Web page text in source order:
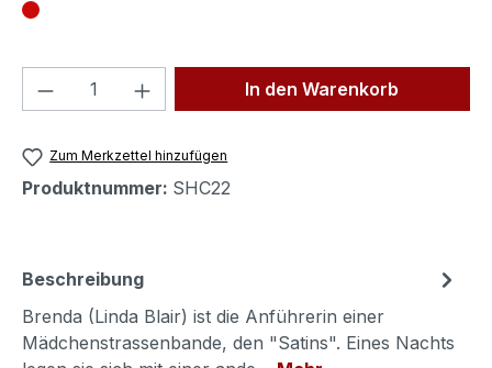
Produkt Anzahl: Gib denIn den Warenkorb
Zum Merkzettel hinzufügen
Produktnummer: SHC22
Beschreibung
Brenda (Linda Blair) ist die Anführerin einer
Mädchenstrassenbande, den "Satins". Eines Nachts